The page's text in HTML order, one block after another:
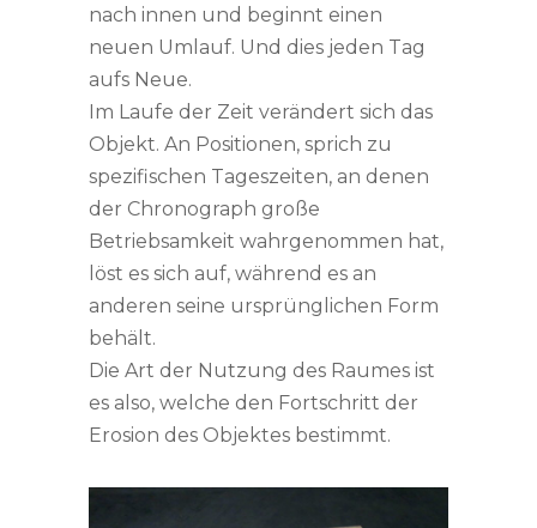
nach innen und beginnt einen
neuen Umlauf. Und dies jeden Tag
aufs Neue.
Im Laufe der Zeit verändert sich das
Objekt. An Positionen, sprich zu
spezifischen Tageszeiten, an denen
der Chronograph große
Betriebsamkeit wahrgenommen hat,
löst es sich auf, während es an
anderen seine ursprünglichen Form
behält.
Die Art der Nutzung des Raumes ist
es also, welche den Fortschritt der
Erosion des Objektes bestimmt.